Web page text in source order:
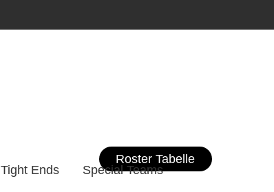
Tight Ends Special Teams
Roster Tabelle